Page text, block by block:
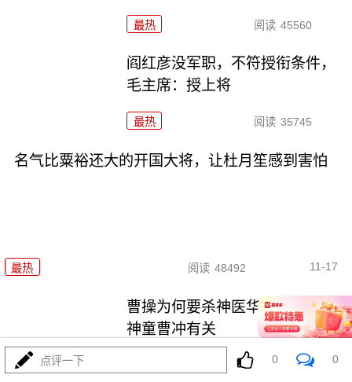
最热 阅读 45560
阎红彦没军职，不符授衔条件，
毛主席：授上将
最热 阅读 35745
名气比粟裕还大的开国大将，让杜月笙感到害怕
最热 阅读 48492 11-17
曹操为何要杀神医华佗？竟然和
神童曹冲有关
阅读 41227
点评一下 0 0